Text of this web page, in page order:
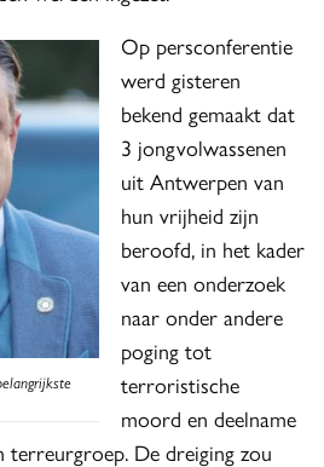
Op persconferentie
werd gisteren
bekend gemaakt dat
3 jongvolwassenen
uit Antwerpen van
hun vrijheid zijn
beroofd, in het kader
van een onderzoek
naar onder andere
poging tot
terroristische
moord en deelname
terreurgroep. De dreiging zou